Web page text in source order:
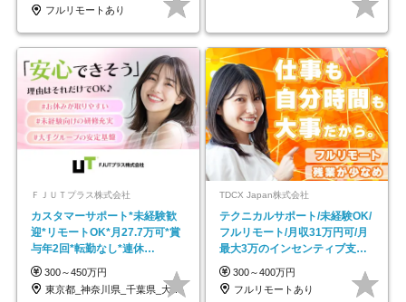
フルリモートあり
ＦＪＵＴプラス株式会社
カスタマーサポート*未経験歓
迎*リモートOK*月27.7万可*賞
与年2回*転勤なし*連休
OK/ZE010232
300～450万円
東京都_神奈川県_千葉県_大阪府_愛知県…
TDCX Japan株式会社
テクニカルサポート/未経験OK/
フルリモート/月収31万円可/月
最大3万のインセンティブ支給/
平均年齢33歳
300～400万円
フルリモートあり